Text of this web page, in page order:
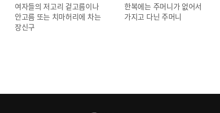
여자들의 저고리 겉고름이나
안고름 또는 치마허리에 차는
장신구
한복에는 주머니가 없어서
가지고 다닌 주머니